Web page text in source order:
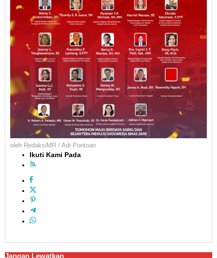
oleh RedaksiMR / Adi Pontoan
Ikuti Kami Pada
Jangan Lewatkan